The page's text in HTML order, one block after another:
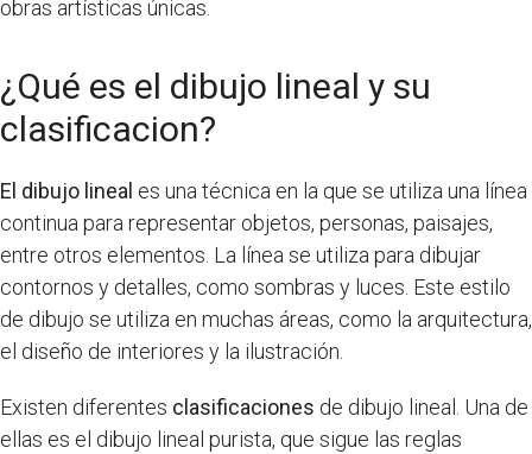
obras artísticas únicas.
¿Qué es el dibujo lineal y su
clasificacion?
El dibujo lineal es una técnica en la que se utiliza una línea
continua para representar objetos, personas, paisajes,
entre otros elementos. La línea se utiliza para dibujar
contornos y detalles, como sombras y luces. Este estilo
de dibujo se utiliza en muchas áreas, como la arquitectura,
el diseño de interiores y la ilustración.
Existen diferentes clasificaciones de dibujo lineal. Una de
ellas es el dibujo lineal purista, que sigue las reglas